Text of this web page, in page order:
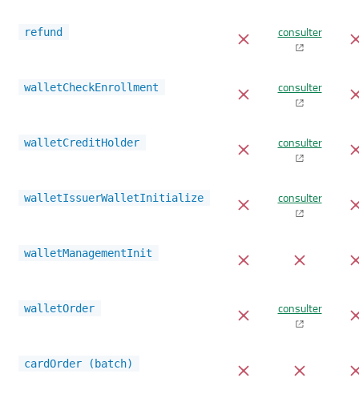
refund consulter
walletCheckEnrollment consulter
walletCreditHolder consulter
walletIssuerWalletInitialize consulter
walletManagementInit
walletOrder consulter
cardOrder (batch)